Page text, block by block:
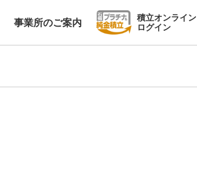
事業所のご案内
積立オンライン
ログイン